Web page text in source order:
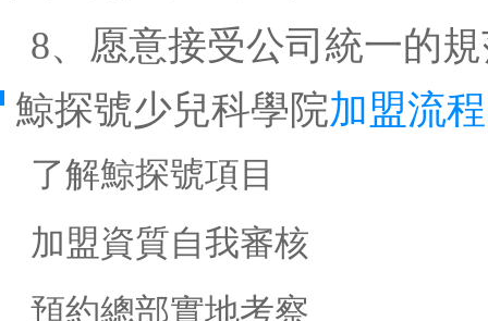
8、愿意接受公司統一的
鯨探號少兒科學院加盟流程
了解鯨探號項目
加盟資質自我審核
預約總部實地考察